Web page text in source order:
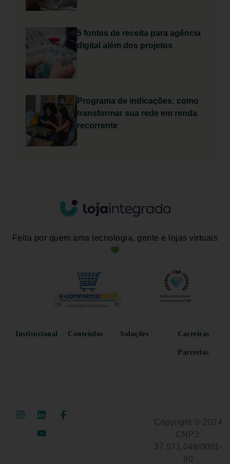
5 fontes de receita para agência
digital além dos projetos
Programa de indicações: como
transformar sua rede em renda
recorrente
Feita por quem ama tecnologia, gente e lojas virtuais
Institucional Conteúdos Soluções Carreiras
Parcerias
Copyright © 2024
CNPJ:
37.571.048/0001-
60